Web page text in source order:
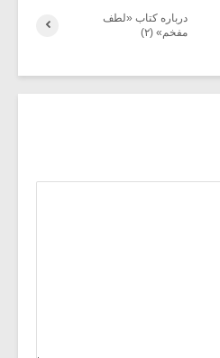
درباره کتاب «لطف
مفخم» (۲)